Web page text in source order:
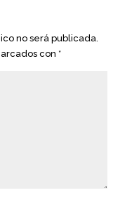
no será publicada.
con *